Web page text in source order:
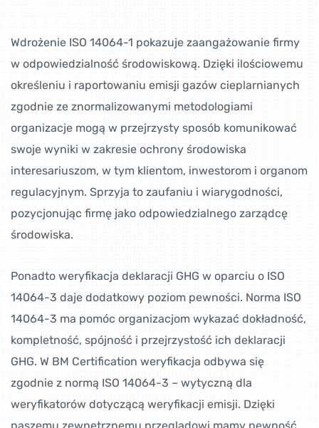
Wdrożenie ISO 14064-1 pokazuje zaangażowanie firmy
w odpowiedzialność środowiskową. Dzięki ilościowemu
określeniu i raportowaniu emisji gazów cieplarnianych
zgodnie ze znormalizowanymi metodologiami
organizacje mogą w przejrzysty sposób komunikować
swoje wyniki w zakresie ochrony środowiska
interesariuszom, w tym klientom, inwestorom i organom
regulacyjnym. Sprzyja to zaufaniu i wiarygodności,
pozycjonując firmę jako odpowiedzialnego zarządcę
środowiska.
Ponadto weryfikacja deklaracji GHG w oparciu o ISO
14064-3 daje dodatkowy poziom pewności. Norma ISO
14064-3 ma pomóc organizacjom wykazać dokładność,
kompletność, spójność i przejrzystość ich deklaracji
GHG. W BM Certification weryfikacja odbywa się
zgodnie z normą ISO 14064-3 – wytyczną dla
weryfikatorów dotyczącą weryfikacji emisji. Dzięki